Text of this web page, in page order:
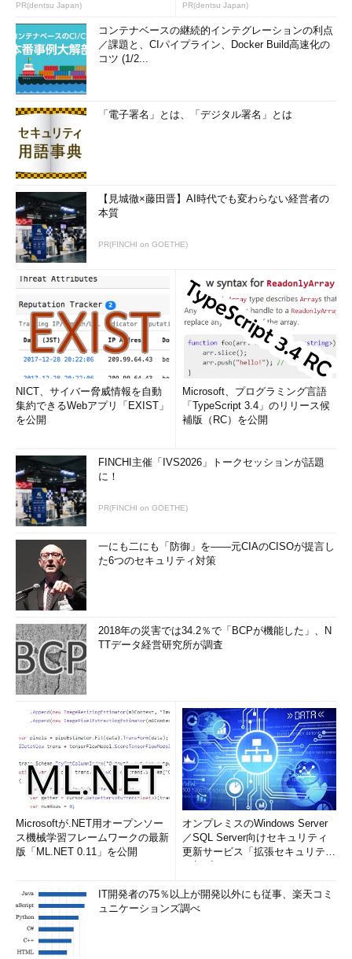
PR(dentsu Japan) PR(dentsu Japan)
コンテナベースの継続的インテグレーションの利点
／課題と、CIパイプライン、Docker Build高速化の
コツ (1/2...
「電子署名」とは、「デジタル署名」とは
【見城徹×藤田晋】AI時代でも変わらない経営者の
本質
PR(FINCHI on GOETHE)
NICT、サイバー脅威情報を自動
集約できるWebアプリ「EXIST」
を公開
Microsoft、プログラミング言語
「TypeScript 3.4」のリリース候
補版（RC）を公開
FINCHI主催「IVS2026」トークセッションが話題
に！
PR(FINCHI on GOETHE)
一にも二にも「防御」を――元CIAのCISOが提言し
た6つのセキュリティ対策
2018年の災害では34.2％で「BCPが機能した」、N
TTデータ経営研究所が調査
Microsoftが.NET用オープンソー
ス機械学習フレームワークの最新
版「ML.NET 0.11」を公開
オンプレミスのWindows Server
／SQL Server向けセキュリティ
更新サービス「拡張セキュリティ
IT開発者の75％以上が開発以外にも従事、楽天コミ
ュニケーションズ調べ